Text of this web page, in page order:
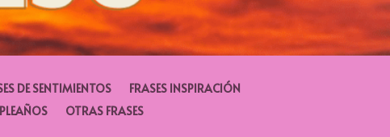
DE SENTIMIENTOS
FRASES INSPIRACIÓN
OTRAS FRASES